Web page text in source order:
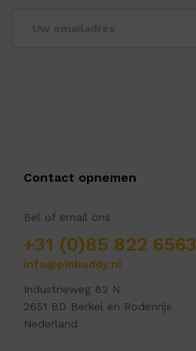
Contact opnemen
Bel of email ons
+31 (0)85 822 6563
info@pinbuddy.nl
Industrieweg 82 N
2651 BD Berkel en Rodenrijs
Nederland